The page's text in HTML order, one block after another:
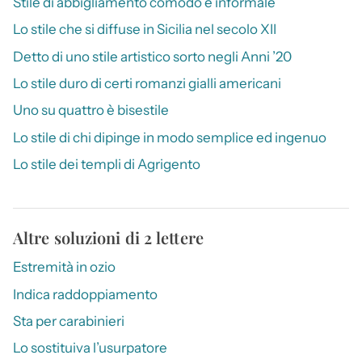
Lo stile che si diffuse in Sicilia nel secolo XII
Detto di uno stile artistico sorto negli Anni ’20
Lo stile duro di certi romanzi gialli americani
Uno su quattro è bisestile
Lo stile di chi dipinge in modo semplice ed ingenuo
Lo stile dei templi di Agrigento
Altre soluzioni di 2 lettere
Estremità in ozio
Indica raddoppiamento
Sta per carabinieri
Lo sostituiva l’usurpatore